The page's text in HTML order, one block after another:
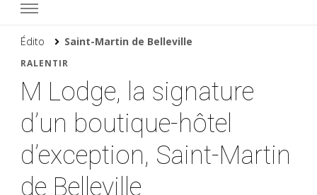
Édito Saint-Martin de Belleville
RALENTIR
M Lodge, la signature
d’un boutique-hôtel
d’exception, Saint-Martin
de Belleville